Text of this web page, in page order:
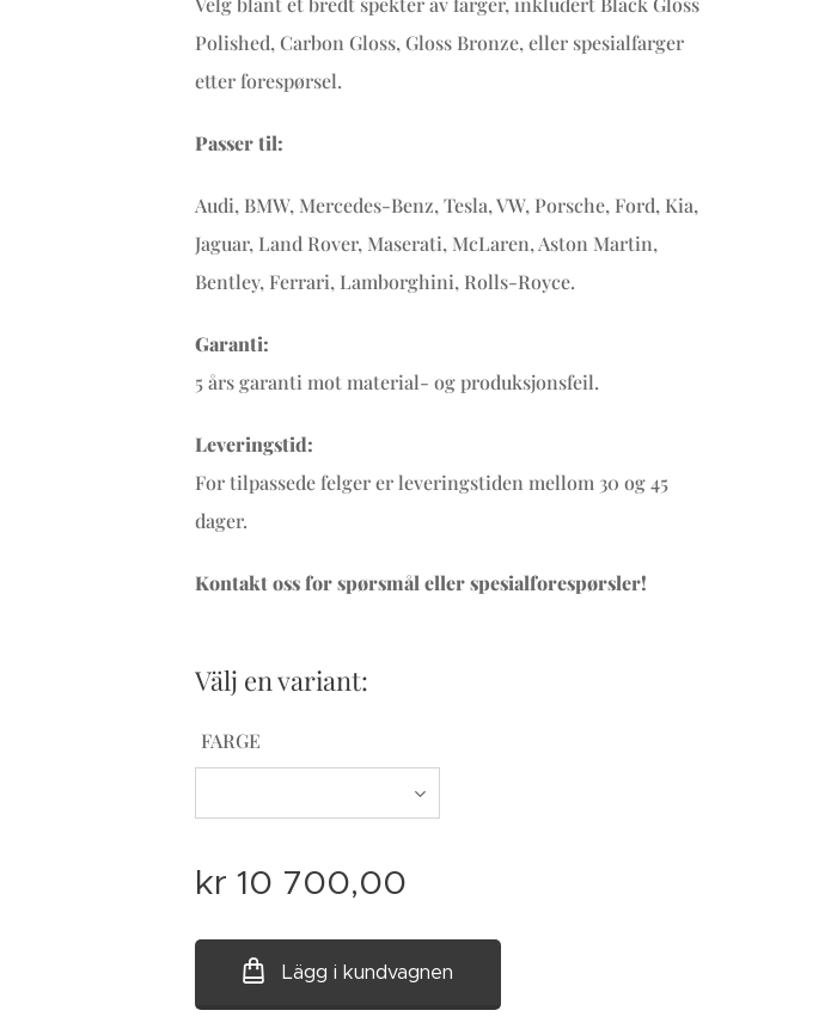
Polished, Carbon Gloss, Gloss Bronze, eller spesialfarger
etter forespørsel.
Passer til:
Audi, BMW, Mercedes-Benz, Tesla, VW, Porsche, Ford, Kia,
Jaguar, Land Rover, Maserati, McLaren, Aston Martin,
Bentley, Ferrari, Lamborghini, Rolls-Royce.
Garanti:
5 års garanti mot material- og produksjonsfeil.
Leveringstid:
For tilpassede felger er leveringstiden mellom 30 og 45
dager.
Kontakt oss for spørsmål eller spesialforespørsler!
Välj en variant:
FARGE
kr 10 700,00
Lägg i kundvagnen